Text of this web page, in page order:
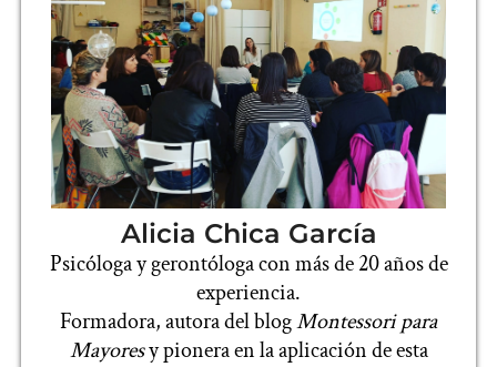
Alicia Chica García
Psicóloga y gerontóloga con más de 20 años de
experiencia.
Formadora, autora del blogMontessori para
Mayoresy pionera en la aplicación de esta